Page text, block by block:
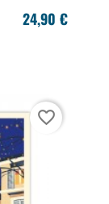
24,90 €
favorite_border